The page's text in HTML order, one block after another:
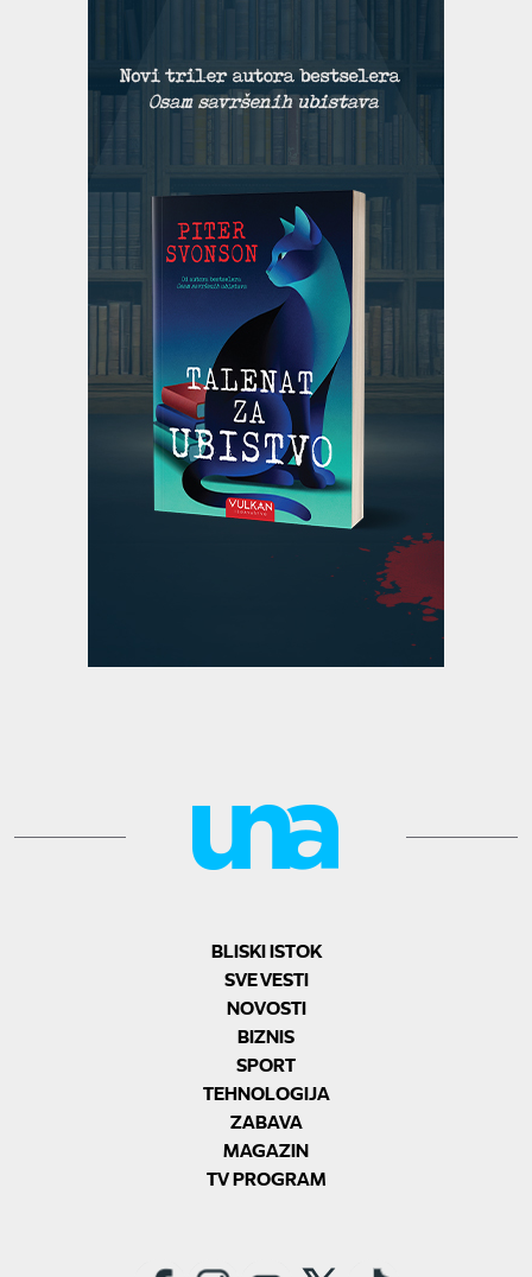
BLISKI ISTOK
SVE VESTI
NOVOSTI
BIZNIS
SPORT
TEHNOLOGIJA
ZABAVA
MAGAZIN
TV PROGRAM